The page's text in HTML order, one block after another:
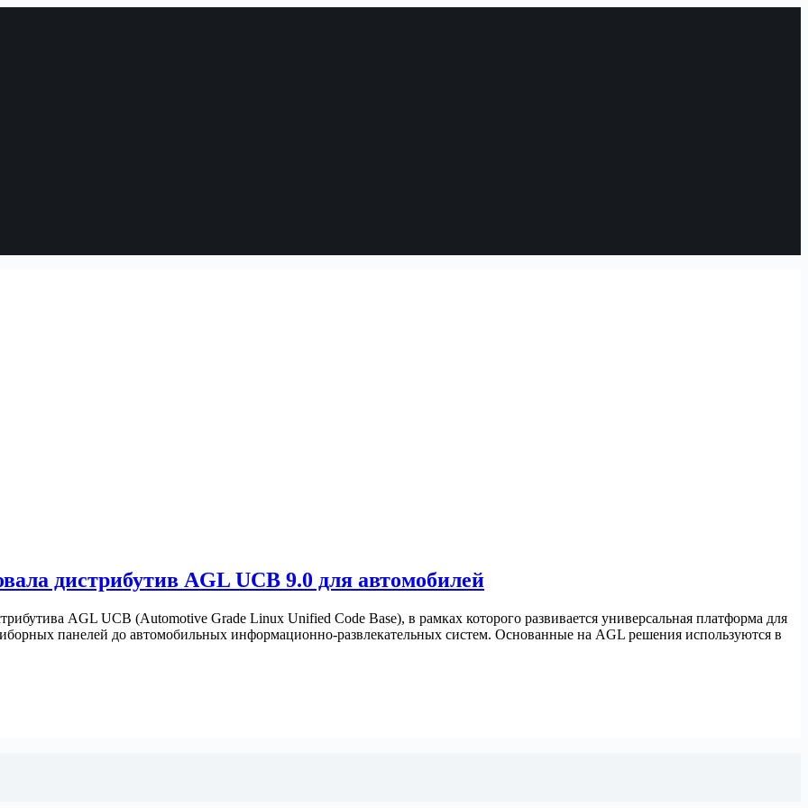
дистрибутив AGL UCB 9.0 для автомобилей
AGL UCB (Automotive Grade Linux Unified Code Base), в рамках которого развивается универсальная платформа для
панелей до автомобильных информационно-развлекательных систем. Основанные на AGL решения используются в